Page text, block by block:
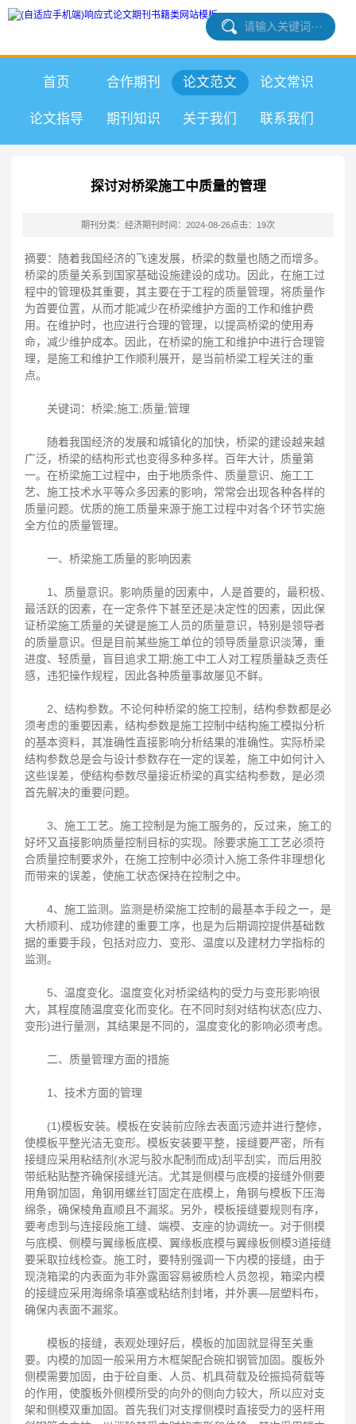
首页 合作期刊 论文范文 论文常识
论文指导 期刊知识 关于我们 联系我们
探讨对桥梁施工中质量的管理
期刊分类：经济期刊 时间：2024-08-26点击：19次
摘要：随着我国经济的飞速发展，桥梁的数量也随之而增多。
桥梁的质量关系到国家基础设施建设的成功。因此，在施工过
程中的管理极其重要，其主要在于工程的质量管理，将质量作
为首要位置，从而才能减少在桥梁维护方面的工作和维护费
用。在维护时，也应进行合理的管理，以提高桥梁的使用寿
命，减少维护成本。因此，在桥梁的施工和维护中进行合理管
理，是施工和维护工作顺利展开，是当前桥梁工程关注的重
点。
关键词：桥梁;施工;质量;管理
随着我国经济的发展和城镇化的加快，桥梁的建设越来越
广泛，桥梁的结构形式也变得多种多样。百年大计，质量第
一。在桥梁施工过程中，由于地质条件、质量意识、施工工
艺、施工技术水平等众多因素的影响，常常会出现各种各样的
质量问题。优质的施工质量来源于施工过程中对各个环节实施
全方位的质量管理。
一、桥梁施工质量的影响因素
1、质量意识。影响质量的因素中，人是首要的，最积极、
最活跃的因素，在一定条件下甚至还是决定性的因素，因此保
证桥梁施工质量的关键是施工人员的质量意识，特别是领导者
的质量意识。但是目前某些施工单位的领导质量意识淡薄，重
进度、轻质量，盲目追求工期;施工中工人对工程质量缺乏责任
感，违犯操作规程，因此各种质量事故屡见不鲜。
2、结构参数。不论何种桥梁的施工控制，结构参数都是必
须考虑的重要因素，结构参数是施工控制中结构施工模拟分析
的基本资料，其准确性直接影响分析结果的准确性。实际桥梁
结构参数总是会与设计参数存在一定的误差，施工中如何计入
这些误差，使结构参数尽量接近桥梁的真实结构参数，是必须
首先解决的重要问题。
3、施工工艺。施工控制是为施工服务的，反过来，施工的
好坏又直接影响质量控制目标的实现。除要求施工工艺必须符
合质量控制要求外，在施工控制中必须计入施工条件非理想化
而带来的误差，使施工状态保持在控制之中。
4、施工监测。监测是桥梁施工控制的最基本手段之一，是
大桥顺利、成功修建的重要工序，也是为后期调控提供基础数
据的重要手段，包括对应力、变形、温度以及建材力学指标的
监测。
5、温度变化。温度变化对桥梁结构的受力与变形影响很
大，其程度随温度变化而变化。在不同时刻对结构状态(应力、
变形)进行量测，其结果是不同的，温度变化的影响必须考虑。
二、质量管理方面的措施
1、技术方面的管理
(1)模板安装。模板在安装前应除去表面污迹并进行整修，
使模板平整光洁无变形。模板安装要平整，接缝要严密，所有
接缝应采用粘结剂(水泥与胶水配制而成)刮平刮实，而后用胶
带纸粘贴整齐确保接缝光洁。尤其是侧模与底模的接缝外侧要
用角钢加固，角钢用螺丝钉固定在底模上，角钢与模板下压海
绵条，确保棱角直顺且不漏浆。另外，模板接缝要规则有序，
要考虑到与连接段施工缝、端模、支座的协调统一。对于侧模
与底模、侧模与翼缘板底模、翼缘板底模与翼缘板侧模3道接缝
要采取拉线检查。施工时，要特别强调一下内模的接缝，由于
现浇箱梁的内表面为非外露面容易被质检人员忽视，箱梁内模
的接缝应采用海绵条填塞或粘结剂封堵，并外裹—层塑料布，
确保内表面不漏浆。
模板的接缝，表观处理好后，模板的加固就显得至关重
要。内模的加固一般采用方木框架配合碗扣钢管加固。腹板外
侧模需要加固，由于砼自重、人员、机具荷载及砼振捣荷载等
的作用，使腹板外侧模所受的向外的侧向力较大，所以应对支
架和侧模双重加固。首先我们对支撑侧模时直接受力的竖杆用